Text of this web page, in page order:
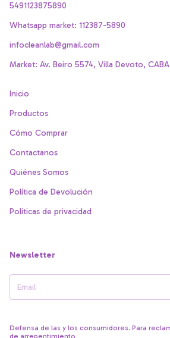
5491123875890
Whatsapp market: 112387-5890
infocleanlab@gmail.com
Market: Av. Beiro 5574, Villa Devoto,
Inicio
Productos
Cómo Comprar
Contactanos
Quiénes Somos
Política de Devolución
Políticas de privacidad
Newsletter
Defensa de las y los consumidores. Para